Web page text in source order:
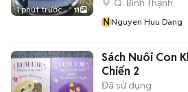
1 phút trước 11
Q. Bình Thạnh
NNguyen Huu Dang
Sách Nuôi Con
Chiến 2
Đã sử dụng